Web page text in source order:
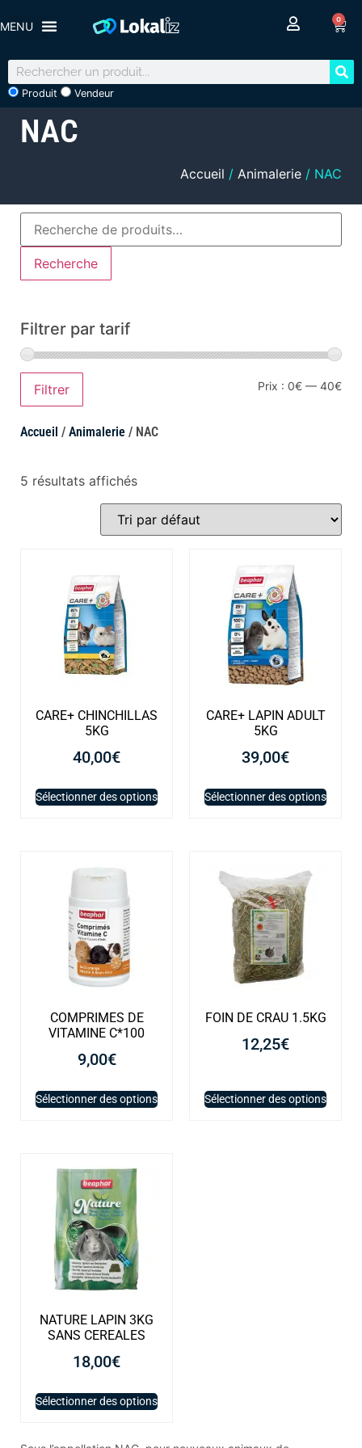
0
Produit Vendeur
NAC
Accueil / Animalerie / NAC
Recherche
Filtrer par tarif
Filtrer Prix : 0€ — 40€
Accueil / Animalerie / NAC
5 résultats affichés
CARE+ CHINCHILLAS
5KG
40,00€
Sélectionner des options
CARE+ LAPIN ADULT
5KG
39,00€
Sélectionner des options
COMPRIMES DE
VITAMINE C*100
9,00€
Sélectionner des options
FOIN DE CRAU 1.5KG
12,25€
Sélectionner des options
NATURE LAPIN 3KG
SANS CEREALES
18,00€
Sélectionner des options